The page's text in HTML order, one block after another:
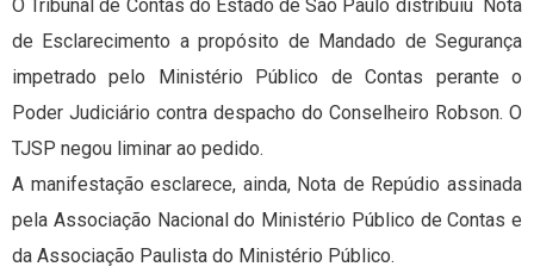
O Tribunal de Contas do Estado de São Paulo distribuiu Nota
de Esclarecimento a propósito de Mandado de Segurança
impetrado pelo Ministério Público de Contas perante o
Poder Judiciário contra despacho do Conselheiro Robson. O
TJSP negou liminar ao pedido.
A manifestação esclarece, ainda, Nota de Repúdio assinada
pela Associação Nacional do Ministério Público de Contas e
da Associação Paulista do Ministério Público.